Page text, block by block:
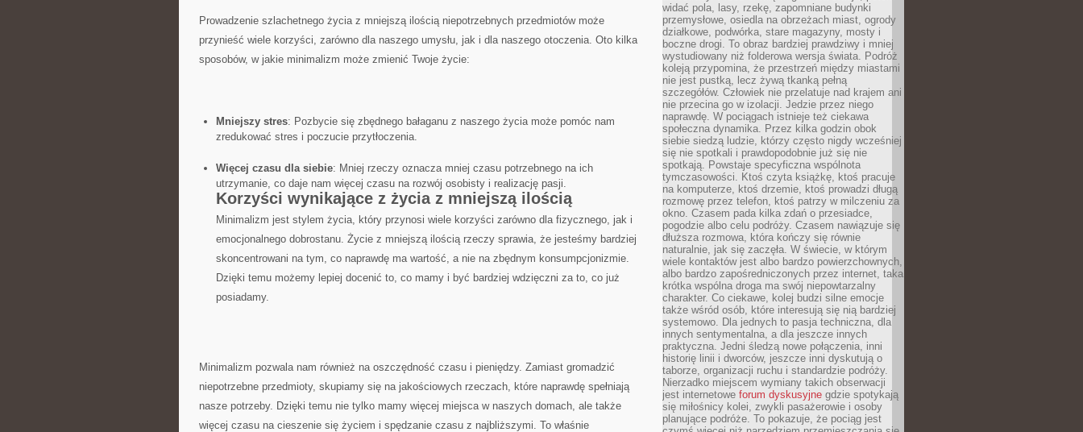
Prowadzenie ​szlachetnego życia ⁤z⁣ mniejszą ilością⁤ niepotrzebnych przedmiotów może
przynieść wiele korzyści, zarówno dla ⁤naszego umysłu, jak i dla naszego otoczenia. Oto kilka
sposobów, w jakie minimalizm może⁣ zmienić Twoje życie:
Mniejszy stres: ⁤Pozbycie się⁣ zbędnego bałaganu z naszego‌ życia​ może pomóc nam
zredukować stres i ​poczucie przytłoczenia.
Więcej czasu dla siebie: Mniej rzeczy oznacza mniej czasu potrzebnego na ich
utrzymanie, co daje ‍nam więcej czasu ‌na rozwój osobisty i ​realizację pasji.
Korzyści wynikające z życia z mniejszą ilością
Minimalizm jest​ stylem życia, który przynosi wiele korzyści zarówno dla fizycznego, ⁢jak i
emocjonalnego ‌dobrostanu. Życie z mniejszą ilością rzeczy sprawia, ⁤że jesteśmy ‌bardziej
skoncentrowani ⁤na tym, co naprawdę ma wartość,⁤ a⁢ nie⁢ na zbędnym konsumpcjonizmie.
Dzięki temu⁣ możemy lepiej‍ docenić to, co‌ mamy i⁤ być bardziej ⁤wdzięczni za to, co ⁢już
posiadamy.
Minimalizm⁢ pozwala nam również na oszczędność⁤ czasu​ i pieniędzy. Zamiast gromadzić
niepotrzebne przedmioty,⁢ skupiamy się na​ jakościowych ⁢rzeczach, które naprawdę spełniają
nasze potrzeby. Dzięki temu ‌nie tylko mamy więcej ‌miejsca w naszych domach, ale⁢ także
⁤więcej czasu na cieszenie się życiem i spędzanie czasu z ‍najbliższymi.⁤ To właśnie
widać pola, lasy, rzekę, zapomniane budynki
przemysłowe, osiedla na obrzeżach miast, ogrody
działkowe, podwórka, stare magazyny, mosty i
boczne drogi. To obraz bardziej prawdziwy i mniej
wystudiowany niż folderowa wersja świata. Podróż
koleją przypomina, że przestrzeń między miastami
nie jest pustką, lecz żywą tkanką pełną
szczegółów. Człowiek nie przelatuje nad krajem ani
nie przecina go w izolacji. Jedzie przez niego
naprawdę. W pociągach istnieje też ciekawa
społeczna dynamika. Przez kilka godzin obok
siebie siedzą ludzie, którzy często nigdy wcześniej
się nie spotkali i prawdopodobnie już się nie
spotkają. Powstaje specyficzna wspólnota
tymczasowości. Ktoś czyta książkę, ktoś pracuje
na komputerze, ktoś drzemie, ktoś prowadzi długą
rozmowę przez telefon, ktoś patrzy w milczeniu za
okno. Czasem pada kilka zdań o przesiadce,
pogodzie albo celu podróży. Czasem nawiązuje się
dłuższa rozmowa, która kończy się równie
naturalnie, jak się zaczęła. W świecie, w którym
wiele kontaktów jest albo bardzo powierzchownych,
albo bardzo zapośredniczonych przez internet, taka
krótka wspólna droga ma swój niepowtarzalny
charakter. Co ciekawe, kolej budzi silne emocje
także wśród osób, które interesują się nią bardziej
systemowo. Dla jednych to pasja techniczna, dla
innych sentymentalna, a dla jeszcze innych
praktyczna. Jedni śledzą nowe połączenia, inni
historię linii i dworców, jeszcze inni dyskutują o
taborze, organizacji ruchu i standardzie podróży.
Nierzadko miejscem wymiany takich obserwacji
jest internetowe forum dyskusyjne gdzie spotykają
się miłośnicy kolei, zwykli pasażerowie i osoby
planujące podróże. To pokazuje, że pociąg jest